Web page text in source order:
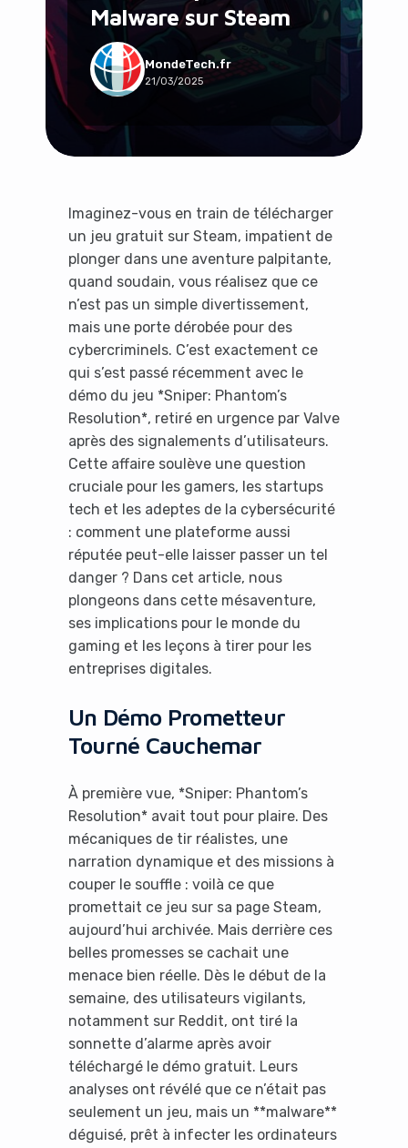
Malware sur Steam
MondeTech.fr
21/03/2025
Imaginez-vous en train de télécharger
un jeu gratuit sur Steam, impatient de
plonger dans une aventure palpitante,
quand soudain, vous réalisez que ce
n’est pas un simple divertissement,
mais une porte dérobée pour des
cybercriminels. C’est exactement ce
qui s’est passé récemment avec le
démo du jeu *Sniper: Phantom’s
Resolution*, retiré en urgence par Valve
après des signalements d’utilisateurs.
Cette affaire soulève une question
cruciale pour les gamers, les startups
tech et les adeptes de la cybersécurité
: comment une plateforme aussi
réputée peut-elle laisser passer un tel
danger ? Dans cet article, nous
plongeons dans cette mésaventure,
ses implications pour le monde du
gaming et les leçons à tirer pour les
entreprises digitales.
Un Démo Prometteur
Tourné Cauchemar
À première vue, *Sniper: Phantom’s
Resolution* avait tout pour plaire. Des
mécaniques de tir réalistes, une
narration dynamique et des missions à
couper le souffle : voilà ce que
promettait ce jeu sur sa page Steam,
aujourd’hui archivée. Mais derrière ces
belles promesses se cachait une
menace bien réelle. Dès le début de la
semaine, des utilisateurs vigilants,
notamment sur Reddit, ont tiré la
sonnette d’alarme après avoir
téléchargé le démo gratuit. Leurs
analyses ont révélé que ce n’était pas
seulement un jeu, mais un **malware**
déguisé, prêt à infecter les ordinateurs
Social & Communauté
Tech & Développement
Travail & Productivité
Voyage